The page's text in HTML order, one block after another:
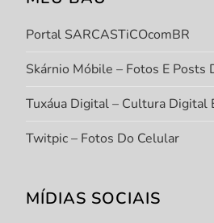
Portal SARCASTiCOcomBR
Skárnio Móbile – Fotos E Posts
Tuxáua Digital – Cultura Digital
Twitpic – Fotos Do Celular
MÍDIAS SOCIAIS